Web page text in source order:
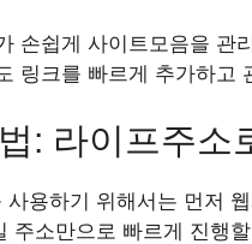
손쉽게 사이트모음을 관
링크를 빠르게 추가하고
: 라이프주소
사용하기 위해서는 먼저
주소만으로 빠르게 진행